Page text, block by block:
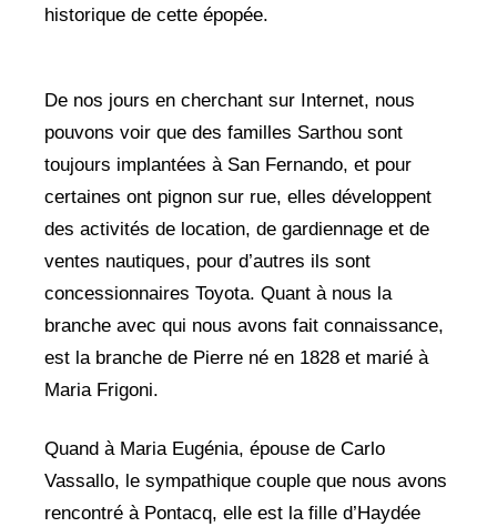
historique de cette épopée.
De nos jours en cherchant sur Internet, nous
pouvons voir que des familles Sarthou sont
toujours implantées à San Fernando, et pour
certaines ont pignon sur rue, elles développent
des activités de location, de gardiennage et de
ventes nautiques, pour d’autres ils sont
concessionnaires Toyota. Quant à nous la
branche avec qui nous avons fait connaissance,
est la branche de Pierre né en 1828 et marié à
Maria Frigoni.
Quand à Maria Eugénia, épouse de Carlo
Vassallo, le sympathique couple que nous avons
rencontré à Pontacq, elle est la fille d’Haydée